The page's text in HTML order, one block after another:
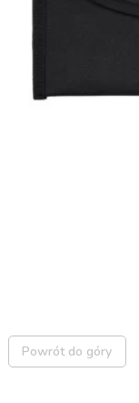
Powrót do góry